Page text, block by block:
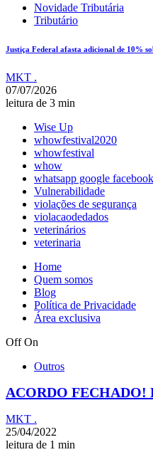
Novidade Tributária
Tributário
Justiça Federal afasta adicional de 10%
MKT .
07/07/2026
leitura de 3 min
Wise Up
whowfestival2020
whowfestival
whow
whatsapp google
Vulnerabilidade
violações de segurança
violacaodedados
veterinários
veterinaria
Home
Quem somos
Blog
Política de Privacidade
Área exclusiva
Off On
Outros
ACORDO FECHADO!
MKT .
25/04/2022
leitura de 1 min